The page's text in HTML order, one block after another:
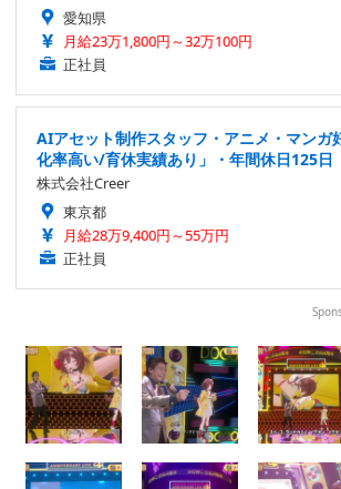
愛知県
月給23万1,800円～32万100円
正社員
AIアセット制作スタッフ・アニメ・マンガ
化率高い/育休実績あり」・年間休日125日
株式会社Creer
東京都
月給28万9,400円～55万円
正社員